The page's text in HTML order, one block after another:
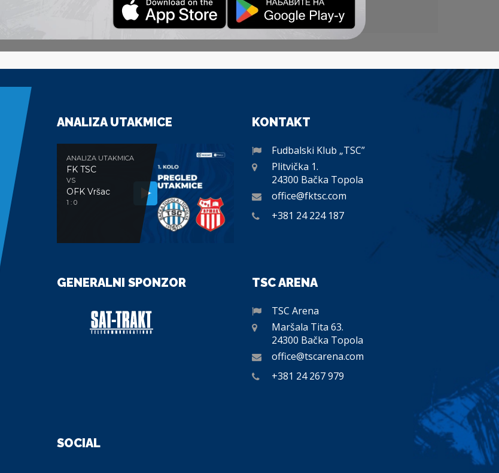
ANALIZA UTAKMICE
ANALIZA UTAKMICA
FK TSC
VS
OFK Vršac
1 : 0
KONTAKT
Fudbalski Klub „TSC”
Plitvička 1.
24300 Bačka Topola
office@fktsc.com
+381 24 224 187
GENERALNI SPONZOR TSC ARENA
TSC Arena
Maršala Tita 63.
24300 Bačka Topola
office@tscarena.com
+381 24 267 979
SOCIAL